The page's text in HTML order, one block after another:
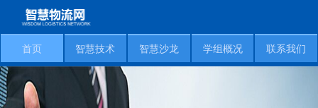
首页 智慧技术 智慧沙龙 学组概况 联系我们